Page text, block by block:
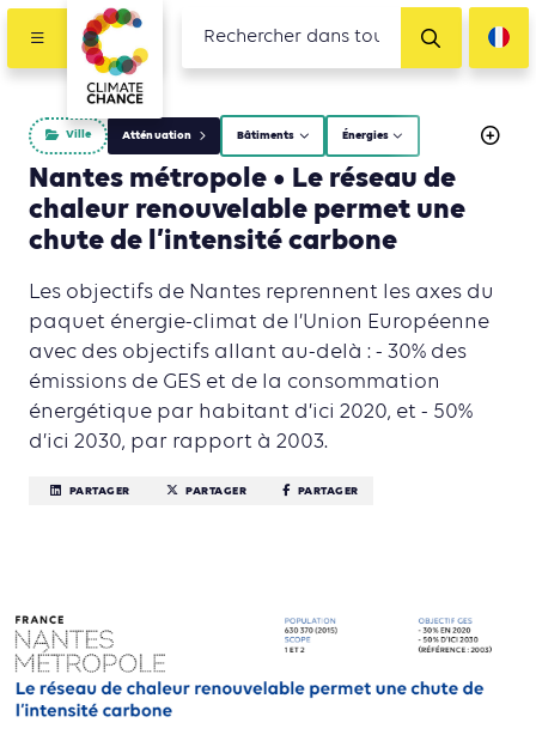
Ville Atténuation Bâtiments Énergies
Nantes métropole • Le réseau de
chaleur renouvelable permet une
chute de l’intensité carbone
Les objectifs de Nantes reprennent les axes du
paquet énergie-climat de l’Union Européenne
avec des objectifs allant au-delà : - 30% des
émissions de GES et de la consommation
énergétique par habitant d’ici 2020, et - 50%
d’ici 2030, par rapport à 2003.
PARTAGER PARTAGER PARTAGER